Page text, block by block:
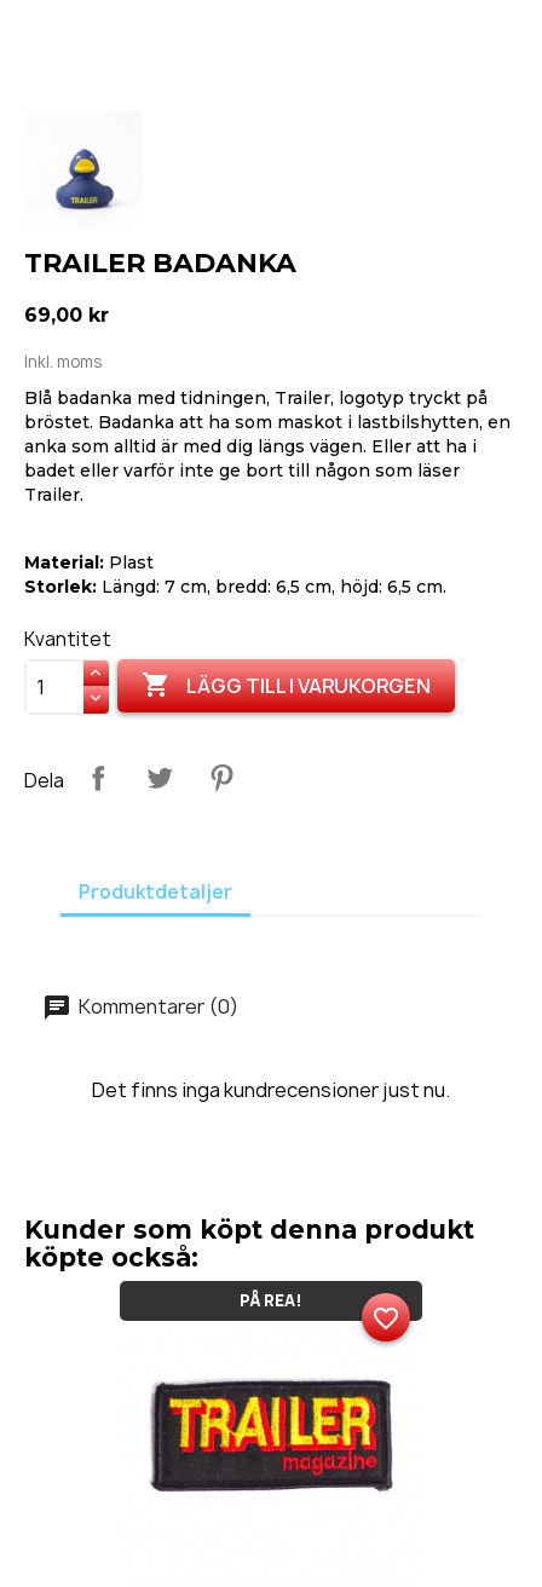
TRAILER BADANKA
69,00 kr
Inkl. moms
Blå badanka med tidningen, Trailer, logotyp tryckt på
bröstet. Badanka att ha som maskot i lastbilshytten, en
anka som alltid är med dig längs vägen. Eller att ha i
badet eller varför inte ge bort till någon som läser
Trailer.
Material: Plast
Storlek: Längd: 7 cm, bredd: 6,5 cm, höjd: 6,5 cm.
Kvantitet
 LÄGG TILL I VARUKORGEN
Dela
Produktdetaljer
Kommentarer (0)
Det finns inga kundrecensioner just nu.
Kunder som köpt denna produkt
köpte också:
PÅ REA!
favorite_border